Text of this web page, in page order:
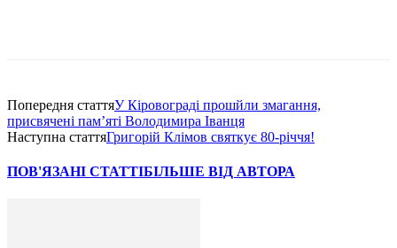
Попередня статтяУ Кіровограді прошйли змагання,
присвячені пам’яті Володимира Іванця
Наступна статтяГригорій Клімов святкує 80-річчя!
ПОВ'ЯЗАНІ СТАТТІБІЛЬШЕ ВІД АВТОРА